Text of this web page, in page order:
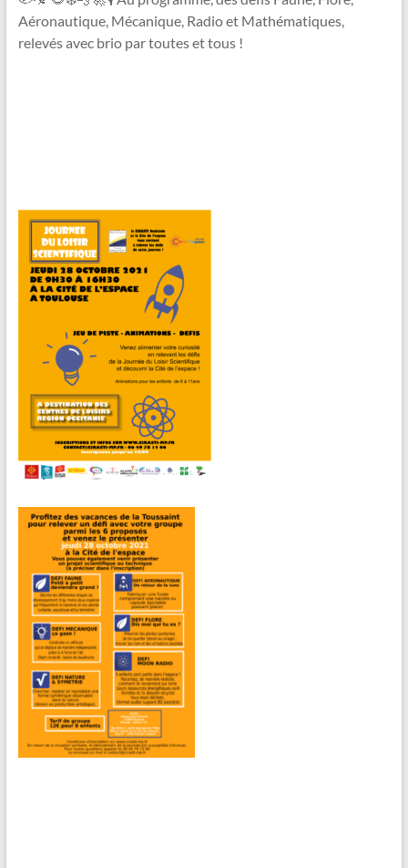
Aéronautique, Mécanique, Radio et Mathématiques,
relevés avec brio par toutes et tous !